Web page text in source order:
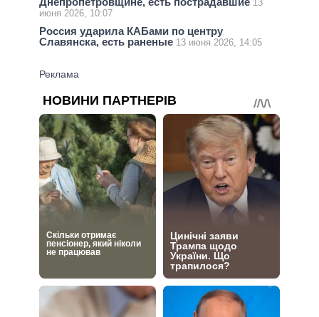
13
июня 2026, 10:07
Россия ударила КАБами по центру
Славянска, есть раненые 13 июня 2026, 14:05